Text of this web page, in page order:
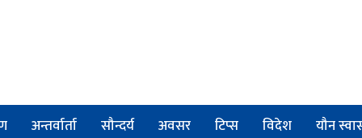
अन्तर्वार्ता सौन्दर्य अवसर टिप्स विदेश यौन